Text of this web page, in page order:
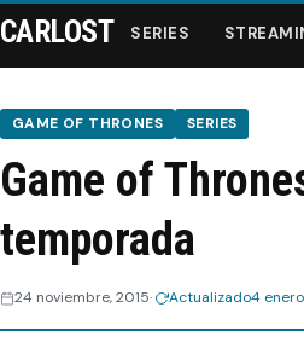
Series
Streaming
CARLOST SERIES
GAME OF THRONES SERIES
Game of
temporada
24 noviembre, 2015 Actualizado4